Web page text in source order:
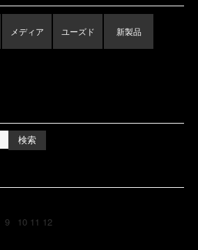
メディア ユーズド 新製品
9 10 11 12